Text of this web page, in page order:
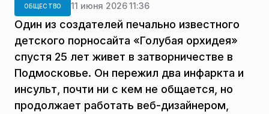
ОБЩЕСТВО 11 июня 2026 11:36
Один из создателей печально известного
детского порносайта «Голубая орхидея»
спустя 25 лет живет в затворничестве в
Подмосковье. Он пережил два инфаркта и
инсульт, почти ни с кем не общается, но
продолжает работать веб-дизайнером,